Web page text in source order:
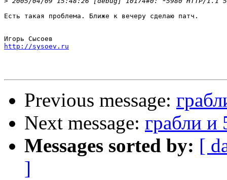
Есть такая проблема. Ближе к вечеру сделаю патч.
http://sysoev.ru
Previous message:
Next message: грабли и
Messages sorted by: [
]